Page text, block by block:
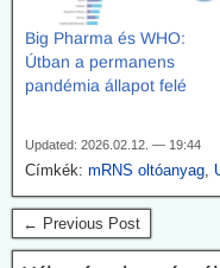
Big Pharma és WHO:
Útban a permanens
pandémia állapot felé
Updated: 2026.02.12. — 19:44
Címkék: mRNS oltóanyag,
← Previous Post